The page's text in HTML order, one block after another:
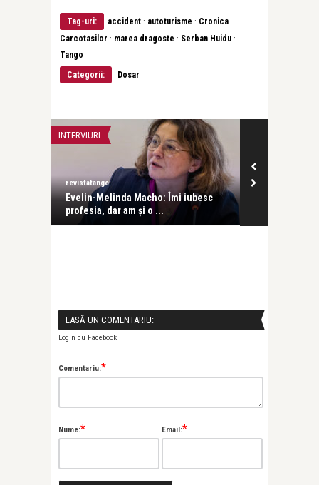
Tag-uri: accident · autoturisme · Cronica
Carcotasilor · marea dragoste · Serban Huidu ·
Tango
Categorii:
Dosar
INTERVIURI
revistatango
Evelin-Melinda Macho: Îmi iubesc
profesia, dar am și o ...
LASĂ UN COMENTARIU:
Login cu Facebook
Comentariu:*
Nume:* Email:*